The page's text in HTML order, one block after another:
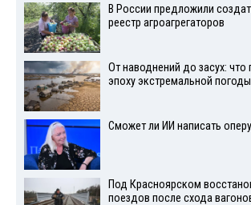
В России предложили
реестр агроагрегаторов
От наводнений до засух: что
эпоху экстремальной погоды
Сможет ли ИИ написать
Под Красноярском
поездов после схода